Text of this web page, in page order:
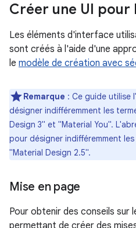
Créer une UI pour
Les éléments d'interface
sont créés à l'aide d'une
le modèle de création avec
Remarque : Ce guide utilise
désigner indifféremment les
Design 3" et "Material You".
pour désigner indifféremment
"Material Design 2.5".
Mise en page
Pour obtenir des conseils sur
permettant de créer des